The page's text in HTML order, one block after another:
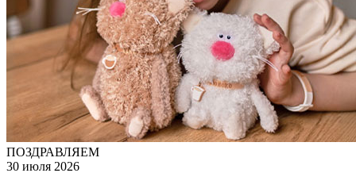
ПОЗДРАВЛЯЕМ
30 июля 2026